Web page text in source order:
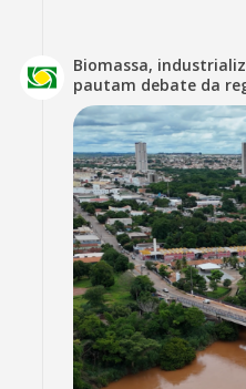
Biomassa,
pautam debate da